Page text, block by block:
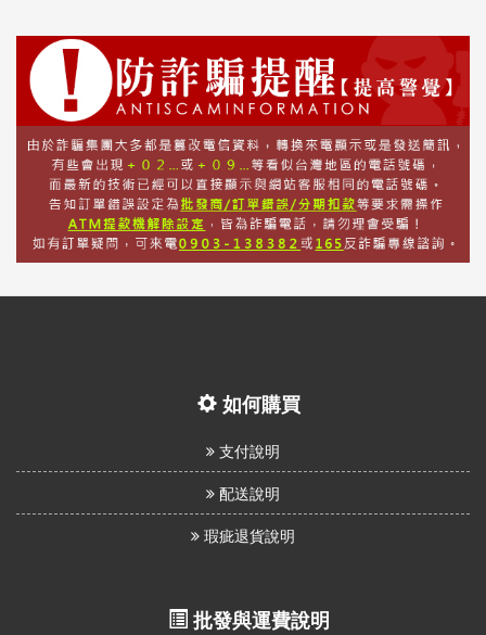
如何購買
支付說明
配送說明
瑕疵退貨說明
批發與運費說明